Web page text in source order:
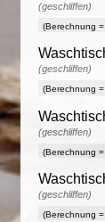
(geschliffen)
(Berechnung
(geschliffen)
(Berechnung
(geschliffen)
(Berechnung
(geschliffen)
(Berechnung